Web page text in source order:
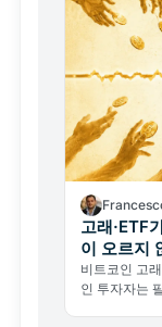
고래·ETF
이 오르지
비트코인 고
인 투자자는